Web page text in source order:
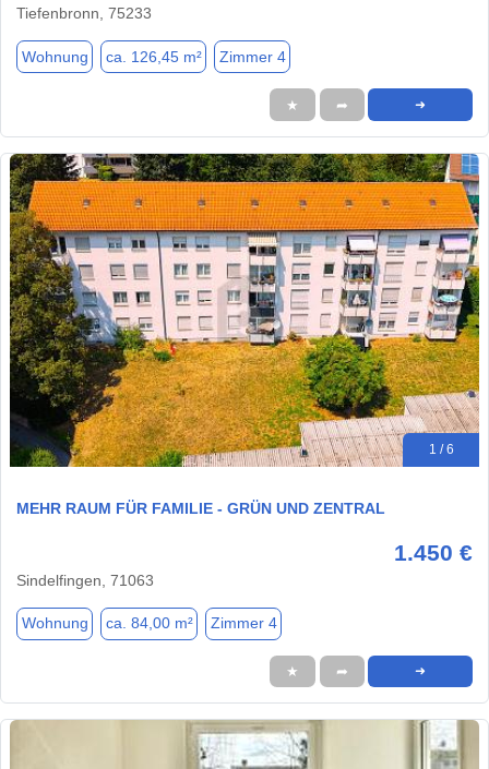
Tiefenbronn, 75233
Wohnung ca. 126,45 m² Zimmer 4
★ ➦ ➜
1 / 6
MEHR RAUM FÜR FAMILIE - GRÜN UND ZENTRAL
1.450 €
Sindelfingen, 71063
Wohnung ca. 84,00 m² Zimmer 4
★ ➦ ➜